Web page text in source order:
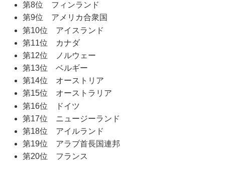
第8位 フィンランド
第9位 アメリカ合衆国
第10位 アイスランド
第11位 カナダ
第12位 ノルウェー
第13位 ベルギー
第14位 オーストリア
第15位 オーストラリア
第16位 ドイツ
第17位 ニュージーランド
第18位 アイルランド
第19位 アラブ首長国連邦
第20位 フランス